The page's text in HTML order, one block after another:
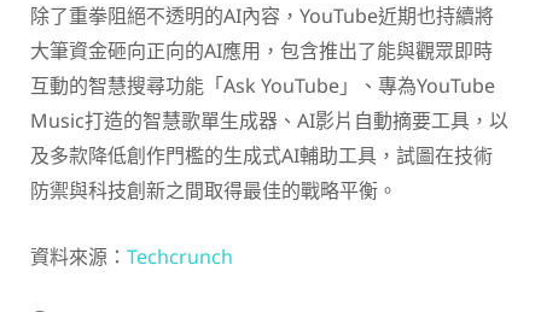
除了重拳阻絕不透明的AI內容，YouTube近期也持續將
大筆資金砸向正向的AI應用，包含推出了能與觀眾即時
互動的智慧搜尋功能「Ask YouTube」、專為YouTube
Music打造的智慧歌單生成器、AI影片自動摘要工具，以
及多款降低創作門檻的生成式AI輔助工具，試圖在技術
防禦與科技創新之間取得最佳的戰略平衡。
資料來源： Techcrunch